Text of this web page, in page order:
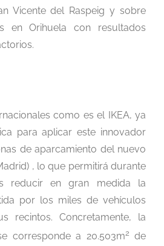
Vicente del Raspeig y sobre
en Orihuela con resultados
como es el IKEA, ya
para aplicar este innovador
de aparcamiento del nuevo
, lo que permitirá durante
reducir en gran medida la
por los miles de vehículos
recintos. Concretamente, la
corresponde a 20.503m2 de